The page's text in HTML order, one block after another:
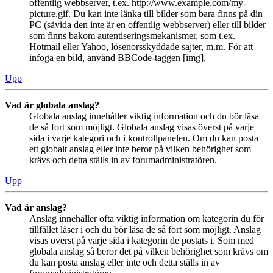
offentlig webbserver, t.ex. http://www.example.com/my-
picture.gif. Du kan inte länka till bilder som bara finns på din
PC (såvida den inte är en offentlig webbserver) eller till bilder
som finns bakom autentiseringsmekanismer, som t.ex.
Hotmail eller Yahoo, lösenorsskyddade sajter, m.m. För att
infoga en bild, använd BBCode-taggen [img].
Upp
Vad är globala anslag?
Globala anslag innehåller viktig information och du bör läsa
de så fort som möjligt. Globala anslag visas överst på varje
sida i varje kategori och i kontrollpanelen. Om du kan posta
ett globalt anslag eller inte beror på vilken behörighet som
krävs och detta ställs in av forumadministratören.
Upp
Vad är anslag?
Anslag innehåller ofta viktig information om kategorin du för
tillfället läser i och du bör läsa de så fort som möjligt. Anslag
visas överst på varje sida i kategorin de postats i. Som med
globala anslag så beror det på vilken behörighet som krävs om
du kan posta anslag eller inte och detta ställs in av